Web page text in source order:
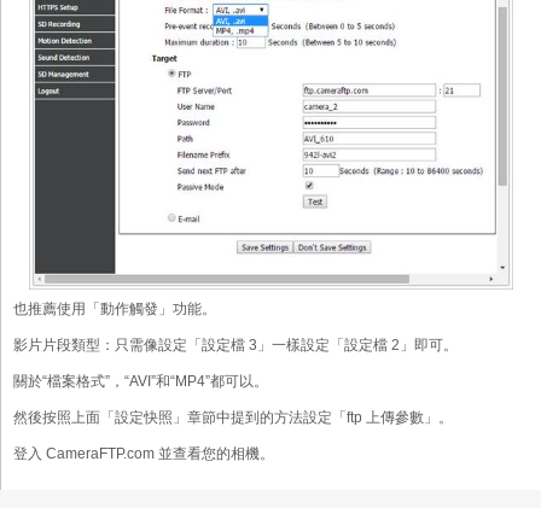
也推薦使用「動作觸發」功能。
影片片段類型：只需像設定「設定檔 3」一樣設定「設定檔 2」即可。
關於“檔案格式”，“AVI”和“MP4”都可以。
然後按照上面「設定快照」章節中提到的方法設定「ftp 上傳參數」。
登入 CameraFTP.com 並查看您的相機。